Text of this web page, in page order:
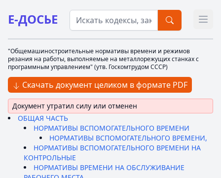
Е-ДОСЬЕ
"Общемашиностроительные нормативы времени и режимов
резания на работы, выполняемые на металлорежущих станках с
программным управлением" (утв. Госкомтрудом СССР)
Скачать документ целиком в формате PDF
Документ утратил силу или отменен
ОБЩАЯ ЧАСТЬ
НОРМАТИВЫ ВСПОМОГАТЕЛЬНОГО ВРЕМЕНИ
НОРМАТИВЫ ВСПОМОГАТЕЛЬНОГО ВРЕМЕНИ,
НОРМАТИВЫ ВСПОМОГАТЕЛЬНОГО ВРЕМЕНИ НА
КОНТРОЛЬНЫЕ
НОРМАТИВЫ ВРЕМЕНИ НА ОБСЛУЖИВАНИЕ